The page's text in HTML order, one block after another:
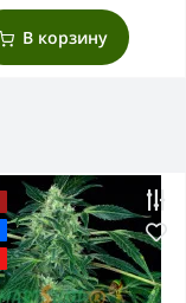
В корзину